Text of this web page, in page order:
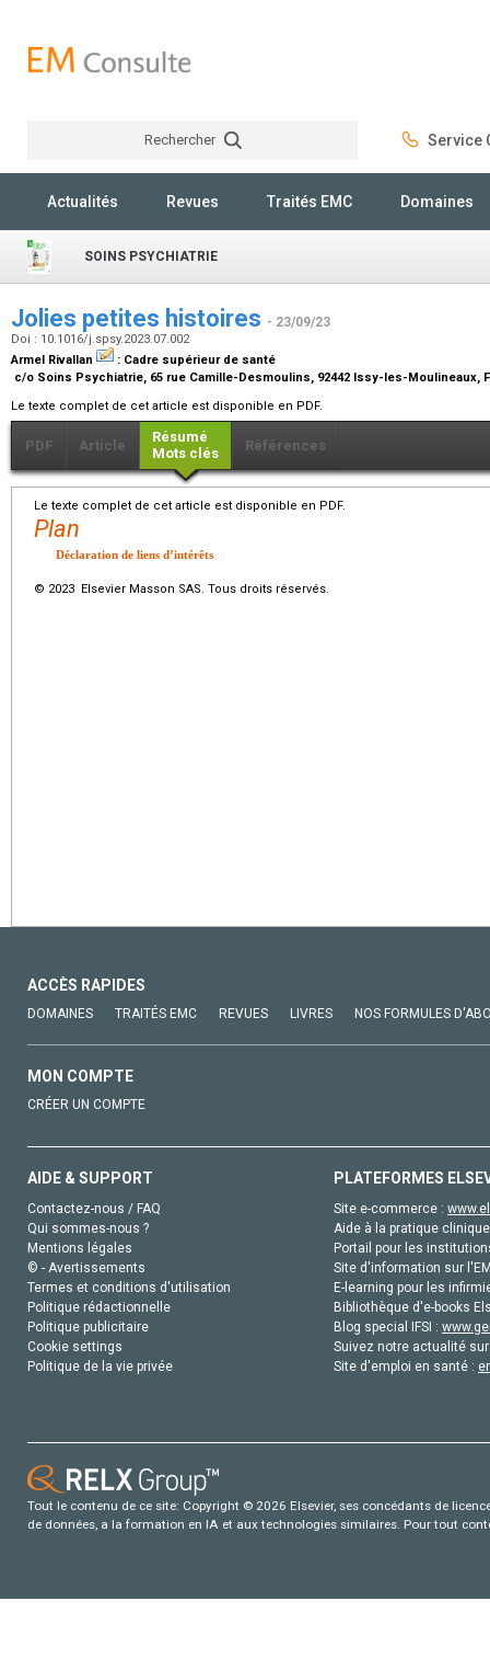
Rechercher Service
Actualités Revues Traités EMC Domaines
SOINS PSYCHIATRIE
Jolies petites histoires - 23/09/23
Doi : 10.1016/j.spsy.2023.07.002
Armel Rivallan
: Cadre supérieur de santé
c/o Soins Psychiatrie, 65 rue Camille-Desmoulins, 92442 Issy-les-Moulineaux,
Le texte complet de cet article est disponible en PDF.
PDF Article
Résumé
Mots clés
Références
Le texte complet de cet article est disponible en PDF.
Plan
Déclaration de liens d’intérêts
© 2023 Elsevier Masson SAS. Tous droits réservés.
ACCÈS RAPIDES
DOMAINES TRAITÉS EMC REVUES LIVRES NOS FORMULES
MON COMPTE
CRÉER UN COMPTE
AIDE & SUPPORT
Contactez-nous / FAQ
Qui sommes-nous ?
Mentions légales
© - Avertissements
Termes et conditions d'utilisation
Politique rédactionnelle
Politique publicitaire
Cookie settings
Politique de la vie privée
PLATEFORMES
Site e-commerce :
Aide à la pratique
Portail pour les
Site d'information sur
E-learning pour les
Bibliothèque d'e-books
Blog special IFSI :
Suivez notre actualité
Site d'emploi en santé :
Tout le contenu de ce site: Copyright © 2026 Elsevier, ses concédants de
de données, a la formation en IA et aux technologies similaires. Pour tout